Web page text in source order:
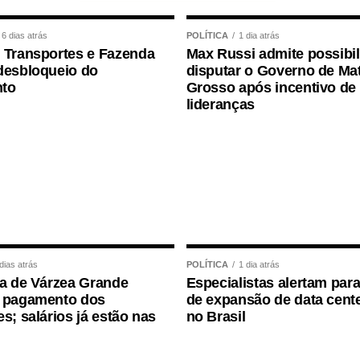
pelos governos de forma eficiente e direta
e de qualidade, da creche à pós-graduação
implantar uma educação de qualidade — disse
Professoras, Berta Lúcia Souza Lima, disse
necessidade de mais recursos para a
6 dias atrás
e Fazenda
do
POLÍTICA 1 dia atrás
Max Russi admite
disputar o Governo de
Grosso após incentivo de
lideranças
atrás
de Várzea Grande
dos
salários já estão nas
POLÍTICA 1 dia atrás
Especialistas alertam
de expansão de data
no Brasil